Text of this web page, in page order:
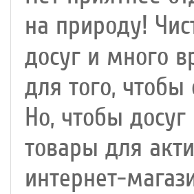
на природу!
досуг и много
для того,
Но, чтобы
товары для
интернет-